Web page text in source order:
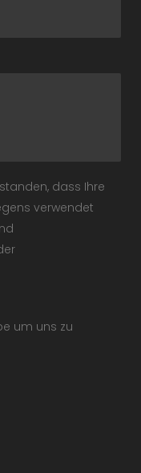
dass Ihre
verwendet
um uns zu